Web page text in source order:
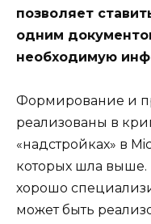
позволяет
одним
необходимую
Формирование и
реализованы в
«надстройках» в
которых шла
хорошо
может быть